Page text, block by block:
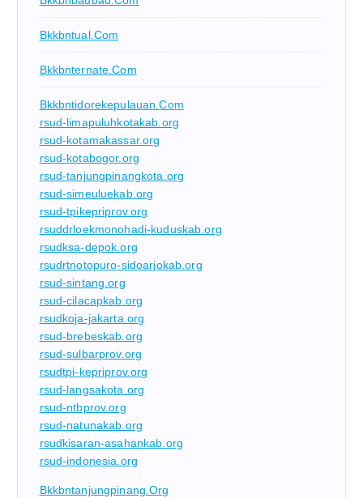
Bkkbntual.com
Bkkbnternate.com
Bkkbntidorekepulauan.com
rsud-limapuluhkotakab.org
rsud-kotamakassar.org
rsud-kotabogor.org
rsud-tanjungpinangkota.org
rsud-simeuluekab.org
rsud-tpikepriprov.org
rsuddrloekmonohadi-kuduskab.org
rsudksa-depok.org
rsudrtnotopuro-sidoarjokab.org
rsud-sintang.org
rsud-cilacapkab.org
rsudkoja-jakarta.org
rsud-brebeskab.org
rsud-sulbarprov.org
rsudtpi-kepriprov.org
rsud-langsakota.org
rsud-ntbprov.org
rsud-natunakab.org
rsudkisaran-asahankab.org
rsud-indonesia.org
Bkkbntanjungpinang.org